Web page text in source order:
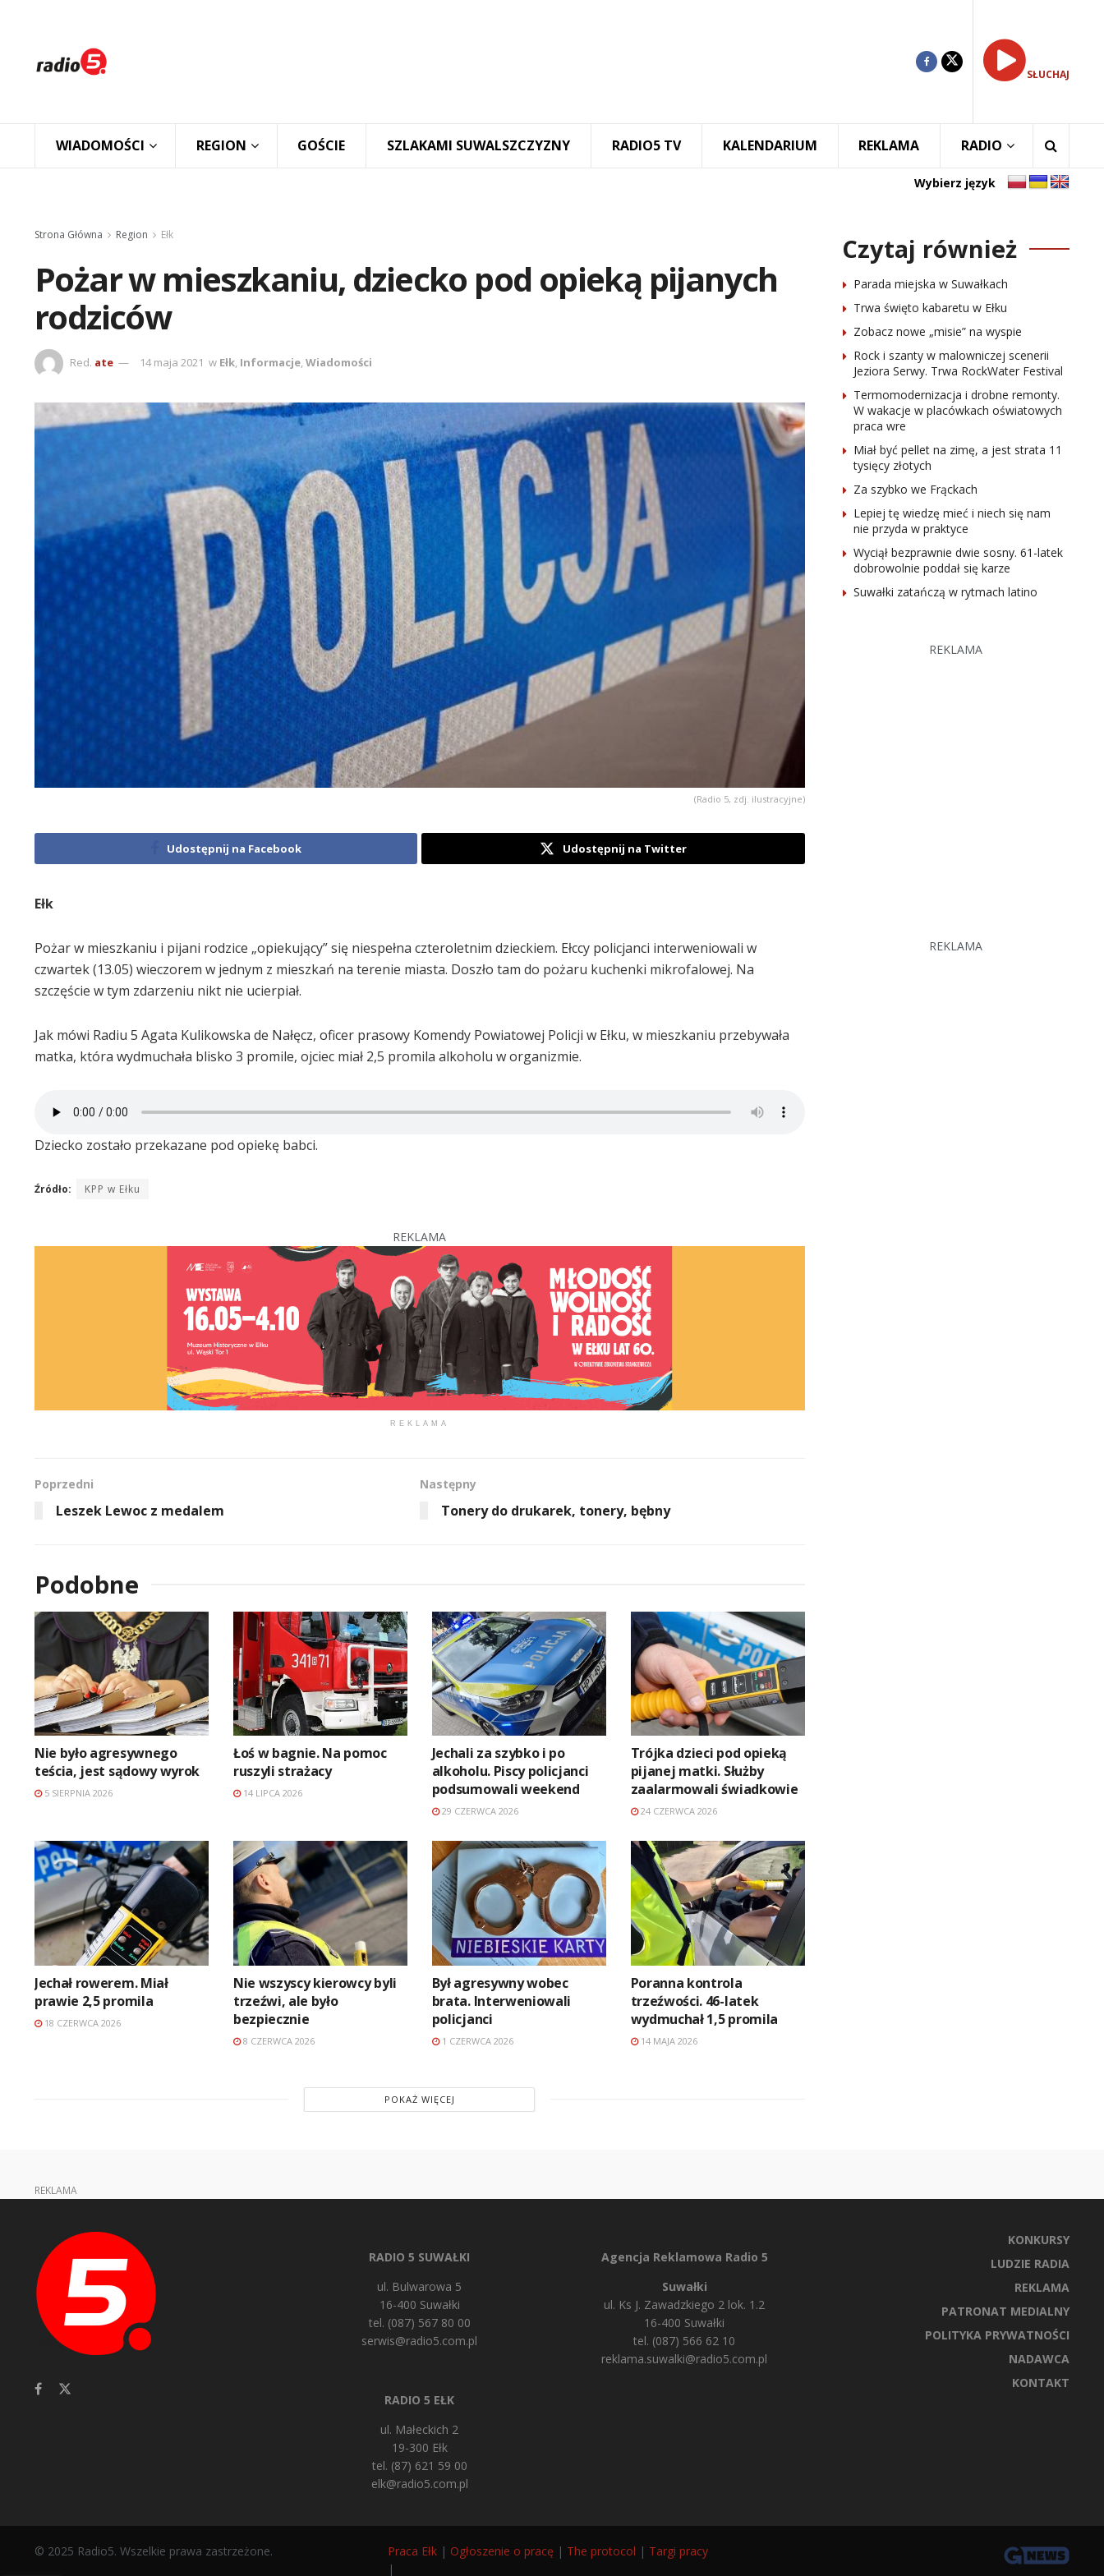
SŁUCHAJ
WIADOMOŚCI REGION GOŚCIE SZLAKAMI SUWALSZCZYZNY RADIO5 TV KALENDARIUM REKLAMA RADIO
Wybierz język
Strona Główna Region Ełk
Pożar w mieszkaniu, dziecko pod opieką pijanych
rodziców
Red. ate 14 maja 2021 w Ełk, Informacje,Wiadomości
(Radio 5, zdj. ilustracyjne)
Udostępnij na Facebook Udostępnij na Twitter
Ełk
Pożar w mieszkaniu i pijani rodzice „opiekujący” się niespełna czteroletnim dzieckiem. Ełccy policjanci interweniowali w
czwartek (13.05) wieczorem w jednym z mieszkań na terenie miasta. Doszło tam do pożaru kuchenki mikrofalowej. Na
szczęście w tym zdarzeniu nikt nie ucierpiał.
Jak mówi Radiu 5 Agata Kulikowska de Nałęcz, oficer prasowy Komendy Powiatowej Policji w Ełku, w mieszkaniu przebywała
matka, która wydmuchała blisko 3 promile, ojciec miał 2,5 promila alkoholu w organizmie.
Dziecko zostało przekazane pod opiekę babci.
Źródło: KPP w Ełku
REKLAMA
REKLAMA
Poprzedni
Leszek Lewoc z medalem
Następny
Tonery do drukarek, tonery, bębny
Podobne
Nie było agresywnego
teścia, jest sądowy wyrok
5 SIERPNIA 2026
Łoś w bagnie. Na pomoc
ruszyli strażacy
14 LIPCA 2026
Jechali za szybko i po
alkoholu. Piscy policjanci
podsumowali weekend
29 CZERWCA 2026
Trójka dzieci pod opieką
pijanej matki. Służby
zaalarmowali świadkowie
24 CZERWCA 2026
Jechał rowerem. Miał
prawie 2,5 promila
18 CZERWCA 2026
Nie wszyscy kierowcy byli
trzeźwi, ale było
bezpiecznie
8 CZERWCA 2026
Był agresywny wobec
brata. Interweniowali
policjanci
1 CZERWCA 2026
Poranna kontrola
trzeźwości. 46-latek
wydmuchał 1,5 promila
14 MAJA 2026
POKAŻ WIĘCEJ
Czytaj również
Parada miejska w Suwałkach
Trwa święto kabaretu w Ełku
Zobacz nowe „misie” na wyspie
Rock i szanty w malowniczej scenerii
Jeziora Serwy. Trwa RockWater Festival
Termomodernizacja i drobne remonty.
W wakacje w placówkach oświatowych
praca wre
Miał być pellet na zimę, a jest strata 11
tysięcy złotych
Za szybko we Frąckach
Lepiej tę wiedzę mieć i niech się nam
nie przyda w praktyce
Wyciął bezprawnie dwie sosny. 61-latek
dobrowolnie poddał się karze
Suwałki zatańczą w rytmach latino
REKLAMA
REKLAMA
REKLAMA
RADIO 5 SUWAŁKI
ul. Bulwarowa 5
16-400 Suwałki
tel. (087) 567 80 00
serwis@radio5.com.pl
RADIO 5 EŁK
ul. Małeckich 2
19-300 Ełk
tel. (87) 621 59 00
elk@radio5.com.pl
Agencja Reklamowa Radio 5
Suwałki
ul. Ks J. Zawadzkiego 2 lok. 1.2
16-400 Suwałki
tel. (087) 566 62 10
reklama.suwalki@radio5.com.pl
KONKURSY
LUDZIE RADIA
REKLAMA
PATRONAT MEDIALNY
POLITYKA PRYWATNOŚCI
NADAWCA
KONTAKT
© 2025 Radio5. Wszelkie prawa zastrzeżone. Praca Ełk | Ogłoszenie o pracę | The protocol | Targi pracy
|